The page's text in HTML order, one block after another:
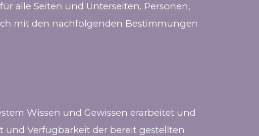
alle Seiten und Unterseiten. Personen,
mit den nachfolgenden Bestimmungen
Wissen und Gewissen erarbeitet und
und Verfügbarkeit der bereit gestellten